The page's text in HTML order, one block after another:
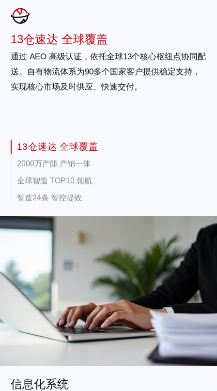
13仓速达 全球覆盖
通过 AEO 高级认证，依托全球13个核心枢纽点协同配
送。自有物流体系为90多个国家客户提供稳定支持，
实现核心市场及时供应、快速交付。
13仓速达 全球覆盖
2000万产能 产销一体
全球智造 TOP10 领航
智造24条 智控提效
信息化系统